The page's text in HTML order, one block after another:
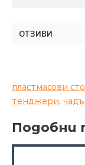
ОТЗИВИ
пластмасови
тенджери,
Подобни